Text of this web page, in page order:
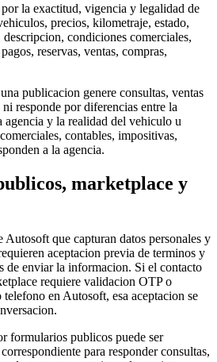
la exactitud, vigencia y legalidad de
precios, kilometraje, estado,
condiciones comerciales,
reservas, ventas, compras,
publicacion genere consultas, ventas
responde por diferencias entre la
y la realidad del vehiculo u
contables, impositivas,
a la agencia.
marketplace y
que capturan datos personales y
aceptacion previa de terminos y
de enviar la informacion. Si el contacto
requiere validacion OTP o
en Autosoft, esa aceptacion se
formularios publicos puede ser
para responder consultas,